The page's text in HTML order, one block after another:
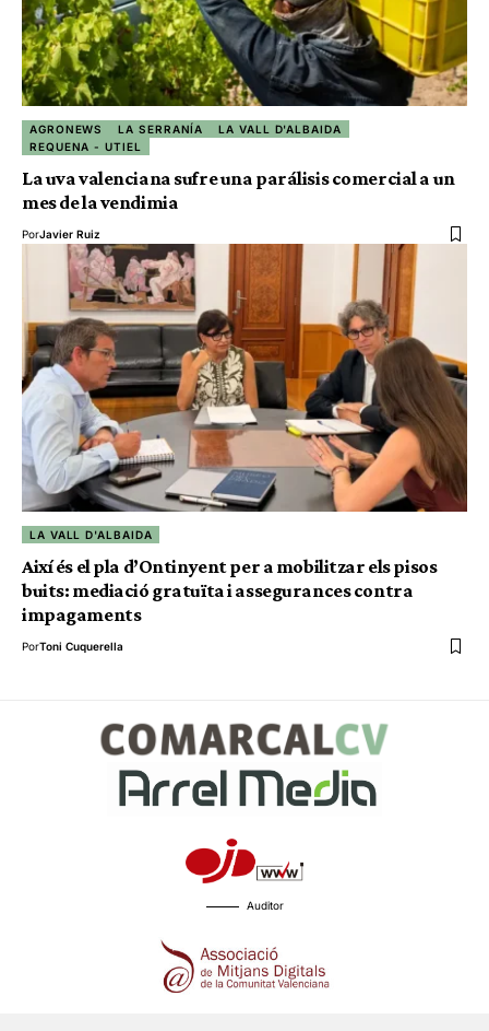
AGRONEWS LA SERRANÍA
LA VALL D'ALBAIDA
REQUENA - UTIEL
La uva valenciana sufre una parálisis comercial a un
mes de la vendimia
PorJavier Ruiz
LA VALL D'ALBAIDA
Així és el pla d’Ontinyent per a mobilitzar els pisos
buits: mediació gratuïta i assegurances contra
impagaments
PorToni Cuquerella
Auditor